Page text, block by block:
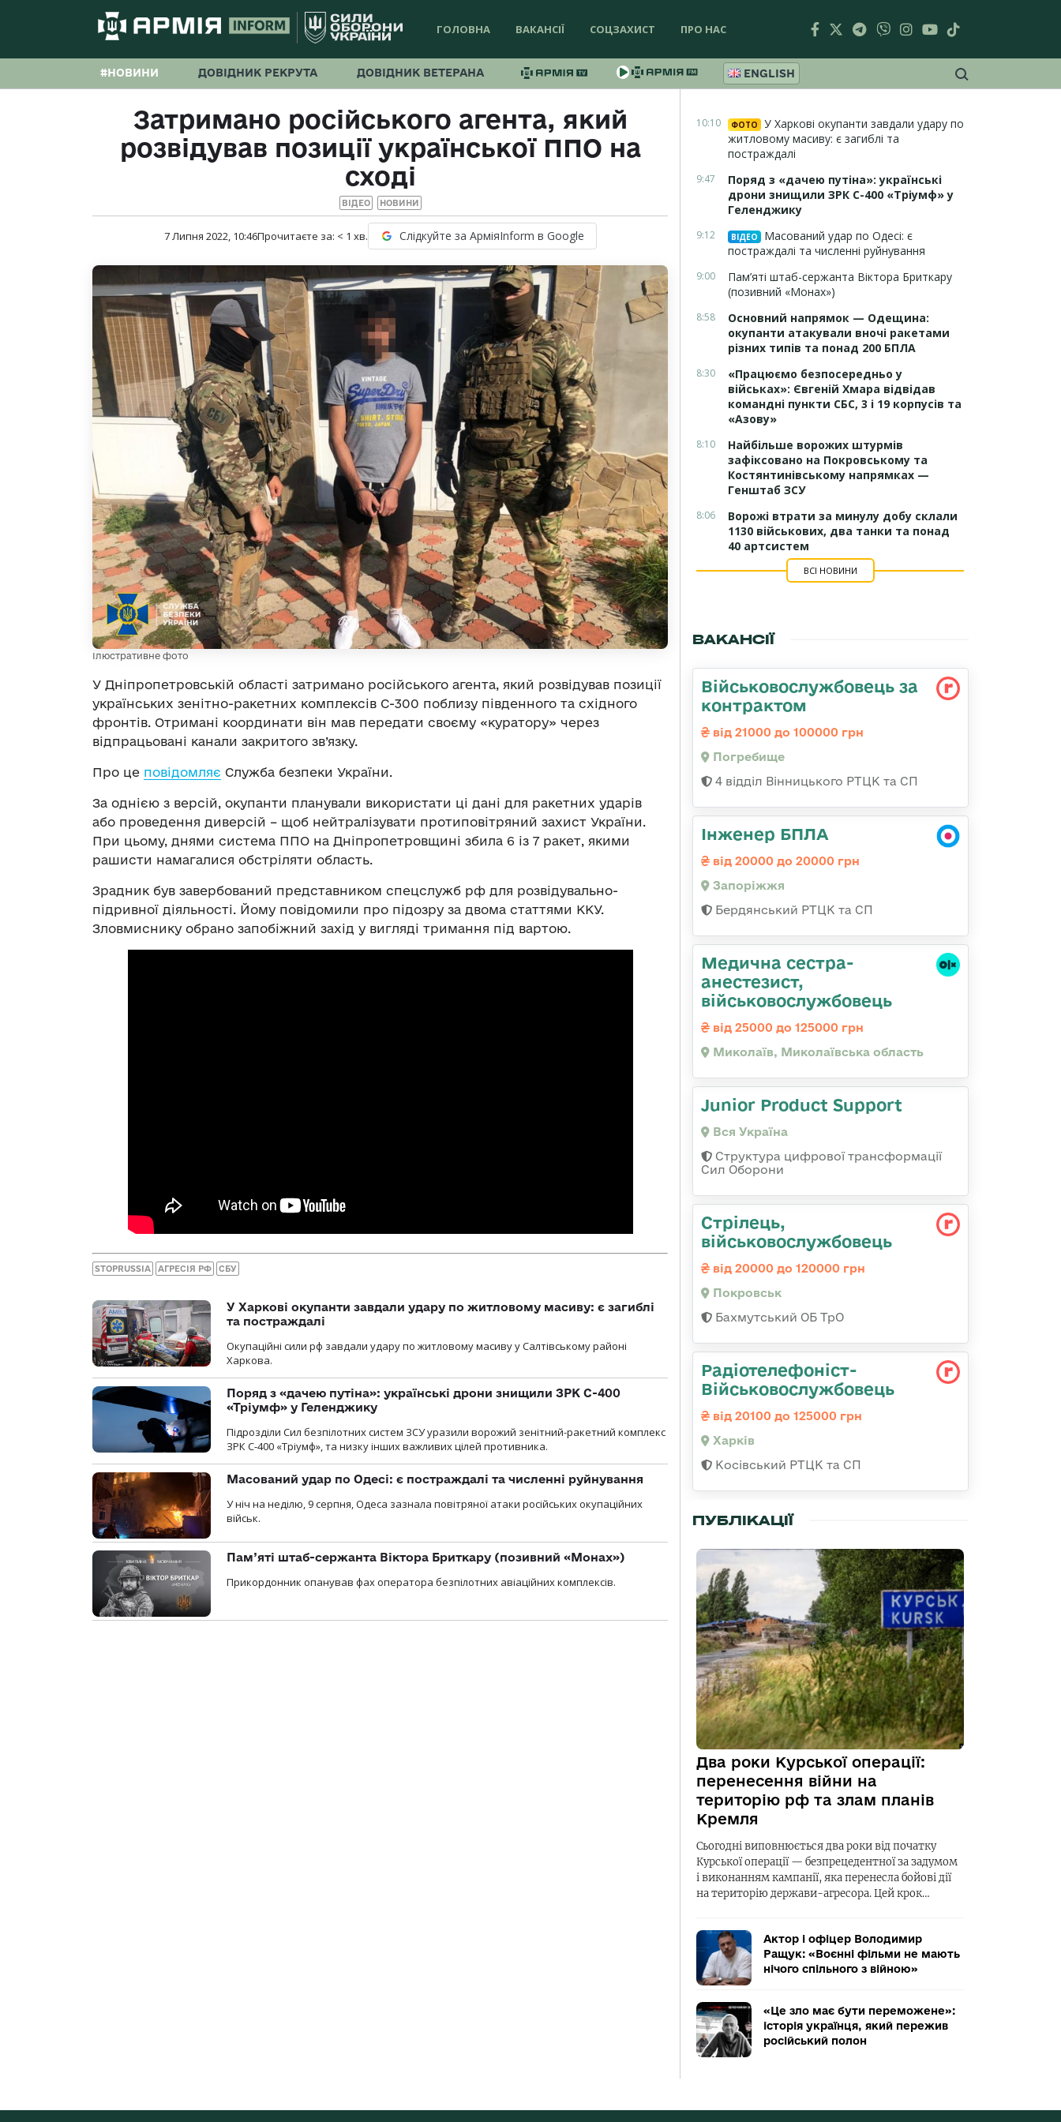
ГОЛОВНА ВАКАНСІЇ СОЦЗАХИСТ ПРО НАС
#НОВИНИ ДОВІДНИК РЕКРУТА ДОВІДНИК ВЕТЕРАНА ENGLISH
Затримано російського агента, який
розвідував позиції української ППО на
сході
ВІДЕО НОВИНИ
7 Липня 2022, 10:46Прочитаєте за: < 1 хв. Слідкуйте за АрміяInform в Google
Ілюстративне фото
У Дніпропетровській області затримано російського агента, який розвідував позиції
українських зенітно-ракетних комплексів С-300 поблизу південного та східного
фронтів. Отримані координати він мав передати своєму «куратору» через
відпрацьовані канали закритого зв’язку.
Про це повідомляє Служба безпеки України.
За однією з версій, окупанти планували використати ці дані для ракетних ударів
або проведення диверсій – щоб нейтралізувати протиповітряний захист України.
При цьому, днями система ППО на Дніпропетровщині збила 6 із 7 ракет, якими
рашисти намагалися обстріляти область.
Зрадник був завербований представником спецслужб рф для розвідувально-
підривної діяльності. Йому повідомили про підозру за двома статтями ККУ.
Зловмиснику обрано запобіжний захід у вигляді тримання під вартою.
STOPRUSSIA АГРЕСІЯ РФ СБУ
У Харкові окупанти завдали удару по житловому масиву: є загиблі
та постраждалі
Окупаційні сили рф завдали удару по житловому масиву у Салтівському районі
Харкова.
Поряд з «дачею путіна»: українські дрони знищили ЗРК С-400
«Тріумф» у Геленджику
Підрозділи Сил безпілотних систем ЗСУ уразили ворожий зенітний-ракетний комплекс
ЗРК С-400 «Тріумф», та низку інших важливих цілей противника.
Масований удар по Одесі: є постраждалі та численні руйнування
У ніч на неділю, 9 серпня, Одеса зазнала повітряної атаки російських окупаційних
військ.
Пам’яті штаб-сержанта Віктора Бриткару (позивний «Монах»)
Прикордонник опанував фах оператора безпілотних авіаційних комплексів.
10:10 ФОТО
У Харкові окупанти завдали удару по
житловому масиву: є загиблі та
постраждалі
9:47
Поряд з «дачею путіна»: українські
дрони знищили ЗРК С-400 «Тріумф» у
Геленджику
9:12 ВІДЕО
Масований удар по Одесі: є
постраждалі та численні руйнування
9:00
Пам’яті штаб-сержанта Віктора Бриткару
(позивний «Монах»)
8:58
Основний напрямок — Одещина:
окупанти атакували вночі ракетами
різних типів та понад 200 БПЛА
8:30
«Працюємо безпосередньо у
військах»: Євгеній Хмара відвідав
командні пункти СБС, 3 і 19 корпусів та
«Азову»
8:10
Найбільше ворожих штурмів
зафіксовано на Покровському та
Костянтинівському напрямках —
Генштаб ЗСУ
8:06
Ворожі втрати за минулу добу склали
1130 військових, два танки та понад
40 артсистем
ВСІ НОВИНИ
ВАКАНСІЇ
Військовослужбовець за
контрактом
від 21000 до 100000 грн
Погребище
4 відділ Вінницького РТЦК та СП
Інженер БПЛА
від 20000 до 20000 грн
Запоріжжя
Бердянський РТЦК та СП
Медична сестpа-
анестезист,
військовослужбовець
від 25000 до 125000 грн
Миколаїв, Миколаївська область
Junior Product Support
Вся Україна
Структура цифрової трансформації
Сил Оборони
Стрілець,
військовослужбовець
від 20000 до 120000 грн
Покровськ
Бахмутський ОБ ТрО
Радіотелефоніст-
Військовослужбовець
від 20100 до 125000 грн
Харків
Косівський РТЦК та СП
ПУБЛІКАЦІЇ
Два роки Курської операції:
перенесення війни на
територію рф та злам планів
Кремля
Сьогодні виповнюється два роки від початку
Курської операції — безпрецедентної за задумом
і виконанням кампанії, яка перенесла бойові дії
на територію держави-агресора. Цей крок…
Актор і офіцер Володимир
Ращук: «Воєнні фільми не мають
нічого спільного з війною»
«Це зло має бути переможене»:
історія українця, який пережив
російський полон